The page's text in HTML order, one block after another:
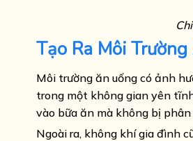
Tạo Ra Môi
Môi trường ăn uống có ảnh
trong một không gian yên
vào bữa ăn mà không bị
Ngoài ra, không khí gia đình